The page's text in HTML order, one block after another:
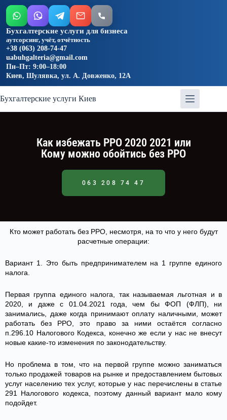
Бухгалтерские услуги для бизнеса
аутсорсинг, учёт, отчётность
+38 (063) 208-74-47
uabuhgalteria@gmail.com
Пн–Пт: 9:00–18:00
Киев, Шулявка, ул. А. Довженко, 12А
Бухгалтерские услуги Киев
Как избежать РРО 2020 2021 или
Кому можно обойтись без РРО
063 208 74 47
Кто может работать без РРО, несмотря, на то что у него будут
расчетные операции:
Вариант 1. Это быть предпринимателем на 1 группе единого
налога.
Первая группа единого налога, так называемая льготная и в
2020, и даже с 01.04.2021 года, чем бы ФОП (ФЛП), ни
занимались, даже когда принимают оплату наличными, может
работать без РРО, это право за ними остаётся согласно
п.296.10 Налогового Кодекса, конечно же если у нас не внесут
новые какие-то изменения по законодательству.
Но проблема в том, что на первой группе можно заниматься
только продажей товаров на рынке и предоставлением бытовых
услуг населению тех услуг, которые у нас перечислены в статье
291 Налогового кодекса, поэтому данный вариант мало кому
подойдет.